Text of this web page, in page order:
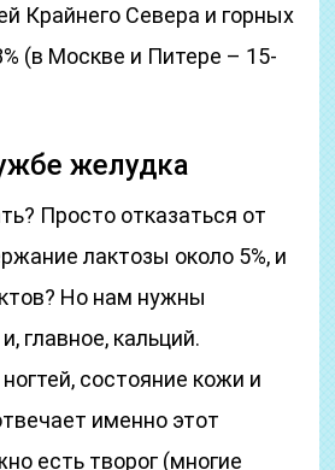
Крайнего Севера и горных
(в Москве и Питере – 15-
желудка
Просто отказаться от
лактозы около 5%, и
Но нам нужны
главное, кальций.
состояние кожи и
именно этот
есть творог (многие